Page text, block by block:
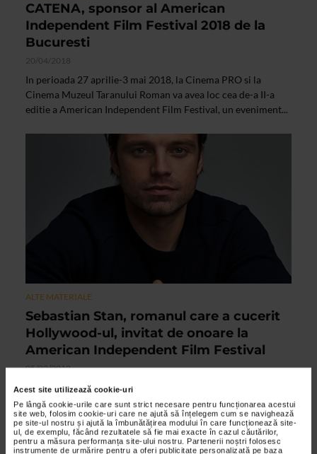
Acest site utilizează cookie-uri
Pe lângă cookie-urile care sunt strict necesare pentru funcționarea acestui
site web, folosim cookie-uri care ne ajută să înțelegem cum se navighează
pe site-ul nostru și ajută la îmbunătățirea modului în care funcționează site-
ul, de exemplu, făcând rezultatele să fie mai exacte în cazul căutărilor,
pentru a măsura performanța site-ului nostru. Partenerii noștri folosesc
instrumente de urmărire pentru a oferi publicitate personalizată pe baza
CATENA, sponsor al American
Independent Film Festival 2018 de la
Bucuresti
20/04/2018
In perioada 27 aprilie-3 mai 2018, la Cinema PRO si la
Cinema Muzeul Taranului Roman va avea loc cea de-a II-a
editie a American Independent Film Festival, un eveniment...
ALTE MATERIALE
Sebastian Stan, romanul care a cucerit
Hollywood-ul, invitat de onoare la
American Independent Film Festival
05/02/2018
Sustinut de Catena, American Independent Film Festival este
organizat de Asociatia Cinemascop, cu sprijinul Centrului
National al Cinematografiei si va avea loc intre 27...